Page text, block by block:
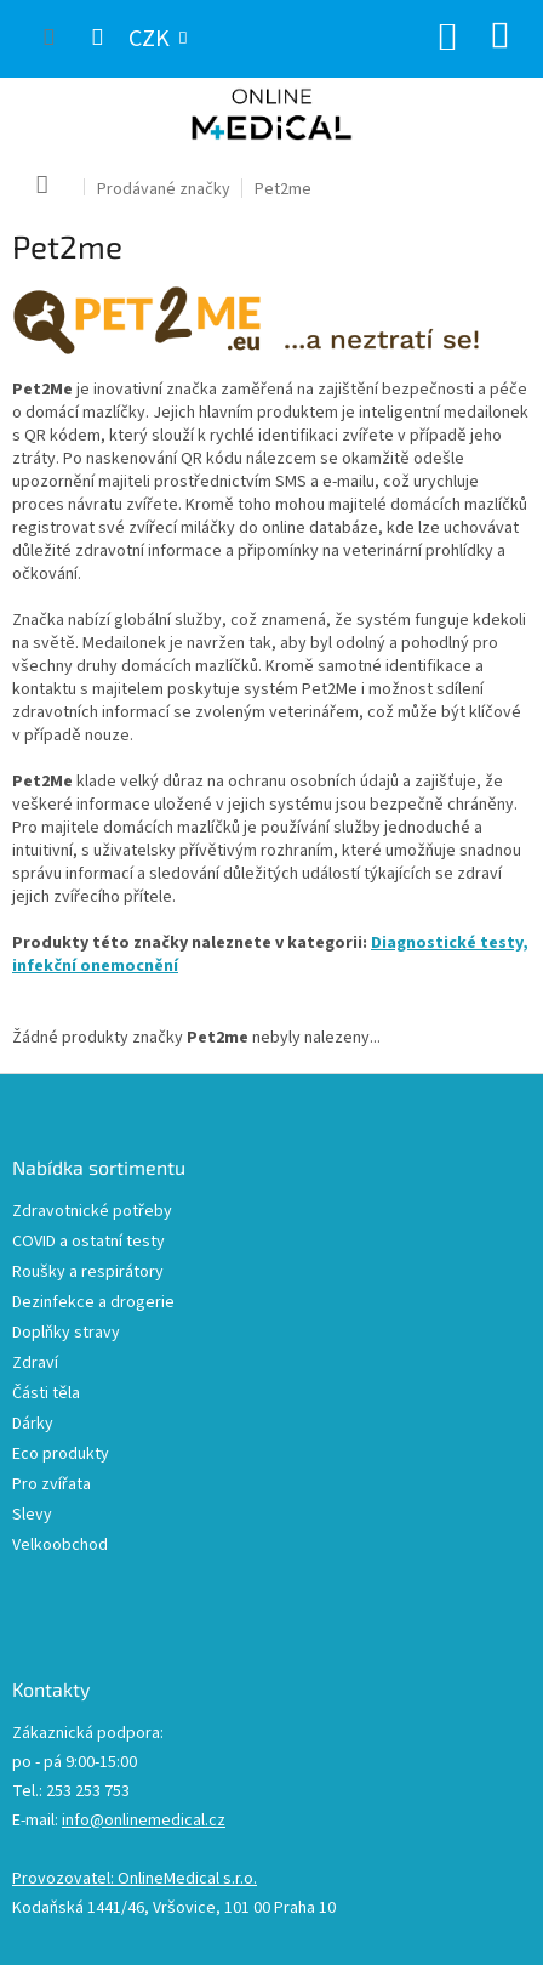
CZK
Domů Prodávané značky Pet2me
Pet2me
Pet2Me je inovativní značka zaměřená na zajištění bezpečnosti a péče
o domácí mazlíčky. Jejich hlavním produktem je inteligentní medailonek
s QR kódem, který slouží k rychlé identifikaci zvířete v případě jeho
ztráty. Po naskenování QR kódu nálezcem se okamžitě odešle
upozornění majiteli prostřednictvím SMS a e-mailu, což urychluje
proces návratu zvířete. Kromě toho mohou majitelé domácích mazlíčků
registrovat své zvířecí miláčky do online databáze, kde lze uchovávat
důležité zdravotní informace a připomínky na veterinární prohlídky a
očkování.
Značka nabízí globální služby, což znamená, že systém funguje kdekoli
na světě. Medailonek je navržen tak, aby byl odolný a pohodlný pro
všechny druhy domácích mazlíčků. Kromě samotné identifikace a
kontaktu s majitelem poskytuje systém Pet2Me i možnost sdílení
zdravotních informací se zvoleným veterinářem, což může být klíčové
v případě nouze.
Pet2Me klade velký důraz na ochranu osobních údajů a zajišťuje, že
veškeré informace uložené v jejich systému jsou bezpečně chráněny.
Pro majitele domácích mazlíčků je používání služby jednoduché a
intuitivní, s uživatelsky přívětivým rozhraním, které umožňuje snadnou
správu informací a sledování důležitých událostí týkajících se zdraví
jejich zvířecího přítele.
Produkty této značky naleznete v kategorii: Diagnostické testy,
infekční onemocnění
Žádné produkty značky Pet2me nebyly nalezeny...
Nabídka sortimentu
Zdravotnické potřeby
COVID a ostatní testy
Roušky a respirátory
Dezinfekce a drogerie
Doplňky stravy
Zdraví
Části těla
Dárky
Eco produkty
Pro zvířata
Slevy
Velkoobchod
Kontakty
Zákaznická podpora:
po - pá 9:00-15:00
Tel.: 253 253 753
E-mail: info@onlinemedical.cz
Provozovatel: OnlineMedical s.r.o.
Kodaňská 1441/46, Vršovice, 101 00 Praha 10